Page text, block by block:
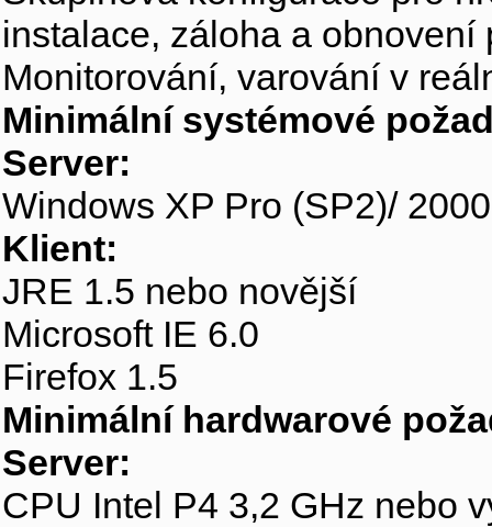
instalace, záloha a obnovení
Monitorování, varování v
Minimální systémové
Server:
Windows XP Pro (SP2)/
Klient:
JRE 1.5 nebo novější
Microsoft IE 6.0
Firefox 1.5
Minimální hardwarové
Server:
CPU Intel P4 3,2 GHz nebo